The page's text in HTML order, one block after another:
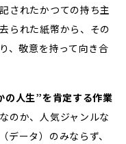
されたかつての持ち主
られた紙幣から、その
、敬意を持って向き合
の人生”を肯定する作業
のか、人気ジャンルな
ータ）のみならず、